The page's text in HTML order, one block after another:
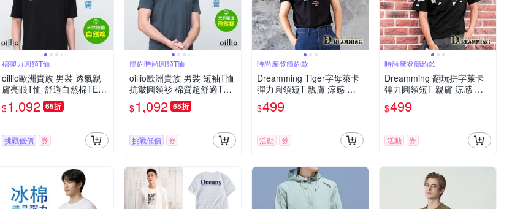
棉彈力圓領T恤
oillio歐洲貴族 男裝 透氣親
膚亮眼T恤 舒適自然棉TEE
特色印花 黑色 法國品牌
$1,092 65折
挑戰低價 券
簡約時尚圓領T恤
oillio歐洲貴族 男裝 短袖T恤
抗皺圓領衫 棉質超舒適TEE
灰藍色 法國品牌 有大尺碼
$1,092 65折
挑戰低價 券
時尚摩登簡約款
Dreamming Tiger字母萊卡
彈力圓領短T 親膚 涼感 透
氣-黑色
$499
活動 券
時尚摩登簡約款
Dreamming 翻玩拼字萊卡
彈力圓領短T 親膚 涼感 透
氣-共二色
$499
活動 券